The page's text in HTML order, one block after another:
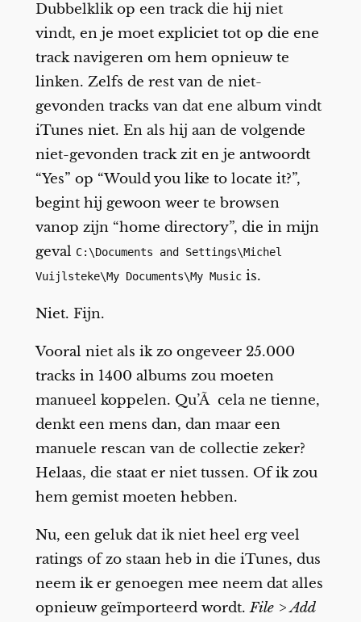
Dubbelklik op een track die hij niet
vindt, en je moet expliciet tot op die ene
track navigeren om hem opnieuw te
linken. Zelfs de rest van de niet-
gevonden tracks van dat ene album vindt
iTunes niet. En als hij aan de volgende
niet-gevonden track zit en je antwoordt
“Yes” op “Would you like to locate it?”,
begint hij gewoon weer te browsen
vanop zijn “home directory”, die in mijn
geval C:\Documents and Settings\Michel
Vuijlsteke\My Documents\My Musicis.
Niet. Fijn.
Vooral niet als ik zo ongeveer 25.000
tracks in 1400 albums zou moeten
manueel koppelen. Qu’Ã cela ne tienne,
denkt een mens dan, dan maar een
manuele rescan van de collectie zeker?
Helaas, die staat er niet tussen. Of ik zou
hem gemist moeten hebben.
Nu, een geluk dat ik niet heel erg veel
ratings of zo staan heb in die iTunes, dus
neem ik er genoegen mee neem dat alles
opnieuw geïmporteerd wordt.File > Add